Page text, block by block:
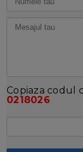
Copiaza codul
0218026